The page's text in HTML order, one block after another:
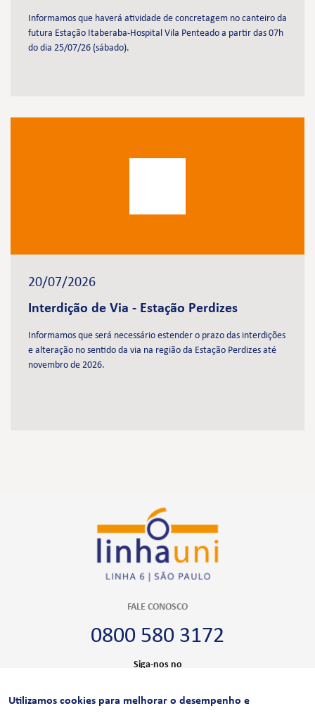
Informamos que haverá atividade de concretagem no canteiro da
futura Estação Itaberaba-Hospital Vila Penteado a partir das 07h
do dia 25/07/26 (sábado).
20/07/2026
Interdição de Via - Estação Perdizes
Informamos que será necessário estender o prazo das interdições
e alteração no sentido da via na região da Estação Perdizes até
novembro de 2026.
FALE CONOSCO
0800 580 3172
Siga-nos no
Utilizamos cookies para melhorar o desempenho e